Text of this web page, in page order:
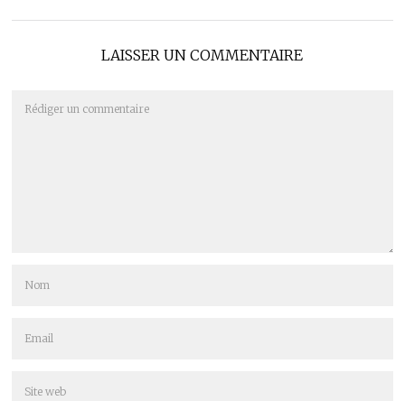
LAISSER UN COMMENTAIRE